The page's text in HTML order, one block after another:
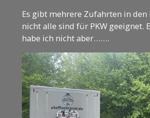
Es gibt mehrere Zufahrten in den
nicht alle sind für PKW geeignet.
habe ich nicht aber…….